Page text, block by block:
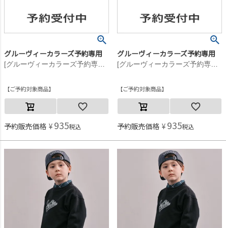
グルーヴィーカラーズ予約専用
[グルーヴィーカラーズ予約専用] ノベルティ GCS ハンドタオル【税込17,000円以上※お一人様一つまで】 17CGRチャコール
ご予約対象商品
予約販売価格 ¥ 935税込
グルーヴィーカラーズ予約専用
[グルーヴィーカラーズ予約専用] ノベルティ GCS ハンドタオル【税込17,000円以上※お一人様一つまで】 9KHカーキ
ご予約対象商品
予約販売価格 ¥ 935税込